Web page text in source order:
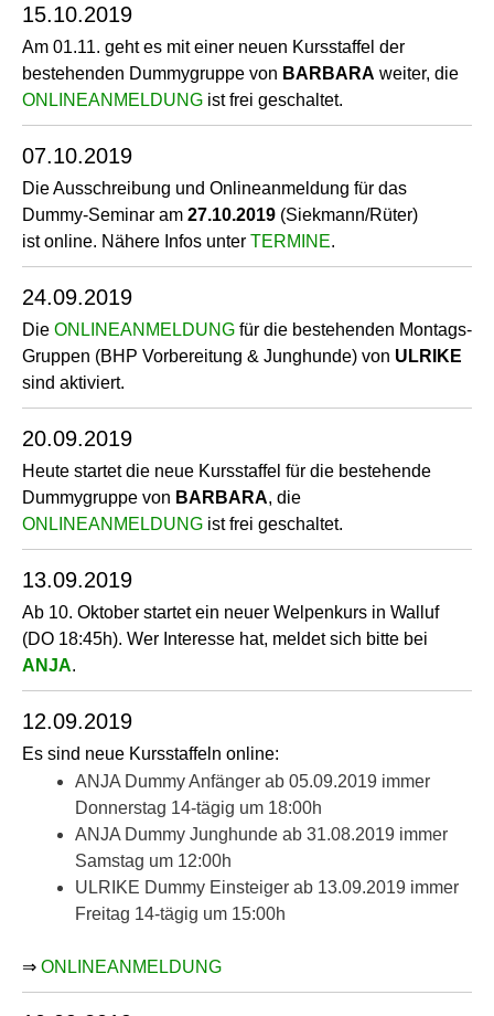
15.10.2019
Am 01.11. geht es mit einer neuen Kursstaffel der
bestehenden Dummygruppe von BARBARA weiter, die
ONLINEANMELDUNG ist frei geschaltet.
07.10.2019
Die Ausschreibung und Onlineanmeldung für das
Dummy-Seminar am 27.10.2019 (Siekmann/Rüter)
ist online. Nähere Infos unter TERMINE.
24.09.2019
Die ONLINEANMELDUNG für die bestehenden Montags-
Gruppen (BHP Vorbereitung & Junghunde) von ULRIKE
sind aktiviert.
20.09.2019
Heute startet die neue Kursstaffel für die bestehende
Dummygruppe von BARBARA, die
ONLINEANMELDUNG ist frei geschaltet.
13.09.2019
Ab 10. Oktober startet ein neuer Welpenkurs in Walluf
(DO 18:45h). Wer Interesse hat, meldet sich bitte bei
ANJA.
12.09.2019
Es sind neue Kursstaffeln online:
ANJA Dummy Anfänger ab 05.09.2019 immer
Donnerstag 14-tägig um 18:00h
ANJA Dummy Junghunde ab 31.08.2019 immer
Samstag um 12:00h
ULRIKE Dummy Einsteiger ab 13.09.2019 immer
Freitag 14-tägig um 15:00h
⇒ ONLINEANMELDUNG